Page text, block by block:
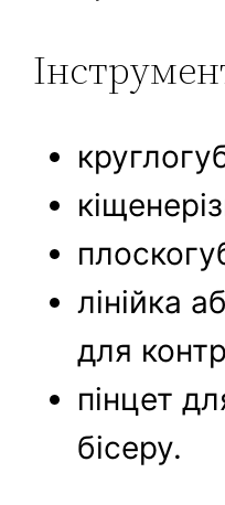
лінійка
для
пінцет
бісеру.